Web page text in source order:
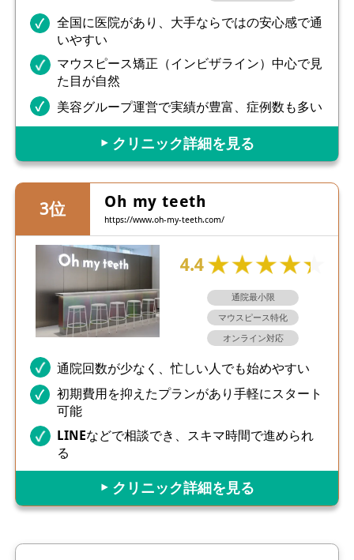
全国に医院があり、大手ならではの安心感で通
いやすい
マウスピース矯正（インビザライン）中心で見
た目が自然
美容グループ運営で実績が豊富、症例数も多い
▶︎ クリニック詳細を見る
Oh my teeth
https://www.oh-my-teeth.com/
4.4
通院最小限
マウスピース特化
オンライン対応
通院回数が少なく、忙しい人でも始めやすい
初期費用を抑えたプランがあり手軽にスタート
可能
LINEなどで相談でき、スキマ時間で進められ
る
▶︎ クリニック詳細を見る